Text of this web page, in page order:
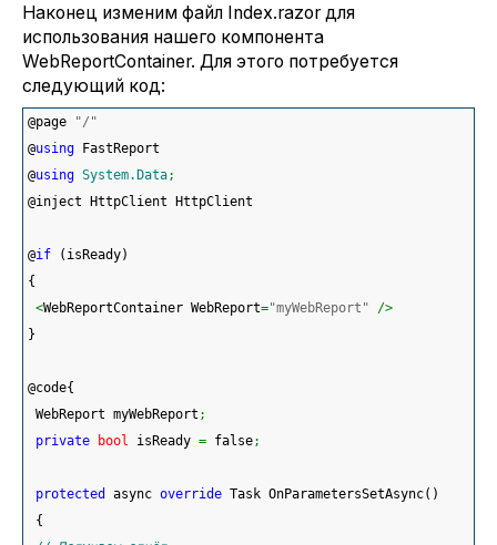
Наконец изменим файл Index.razor для
использования нашего компонента
WebReportContainer. Для этого потребуется
следующий код:
@page
"/"
@using FastReport
@using System.Data;
@inject HttpClient HttpClient
@if ( isReady)
{
<WebReportContainer WebReport="myWebReport"
/>
}
@code{
WebReport myWebReport ;
private
bool isReady = false;
protected async override Task OnParametersSetAsync( )
{